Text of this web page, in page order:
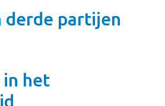
derde partijen
in het